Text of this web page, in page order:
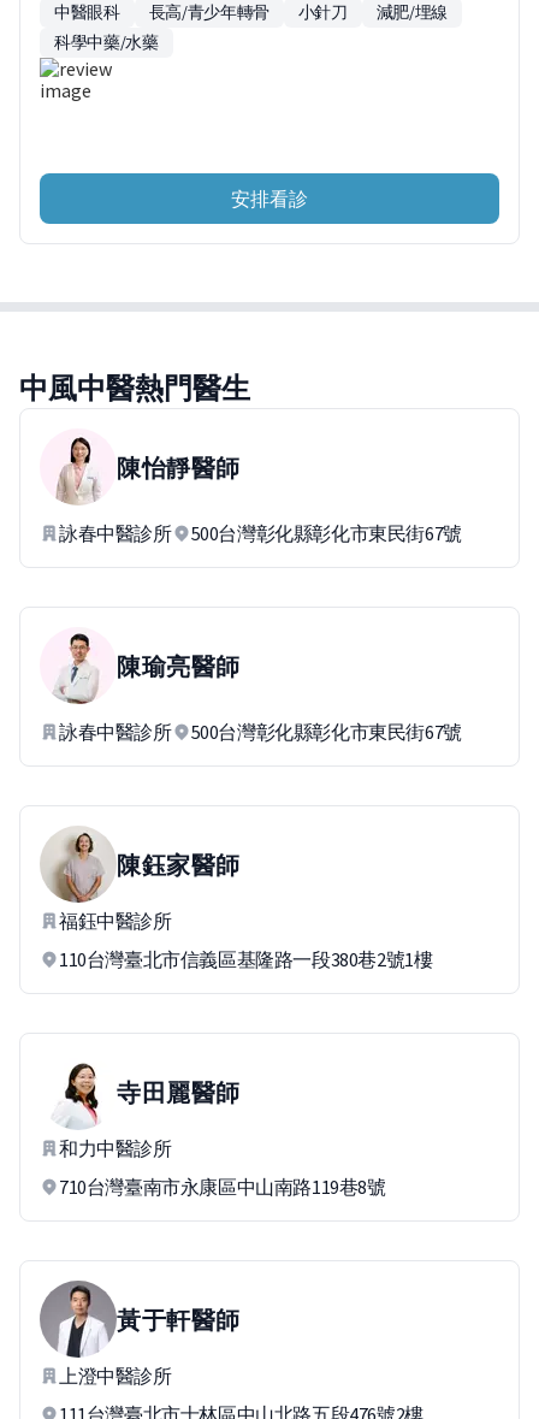
中醫眼科 長高/青少年轉骨 小針刀
減肥/埋線
科學中藥/水藥
安排看診
中風中醫熱門醫生
陳怡靜醫師
詠春中醫診所 500台灣彰化縣彰化市東民街67號
陳瑜亮醫師
詠春中醫診所 500台灣彰化縣彰化市東民街67號
陳鈺家醫師
福鈺中醫診所
110台灣臺北市信義區基隆路一段380巷2號1樓
寺田麗醫師
和力中醫診所
710台灣臺南市永康區中山南路119巷8號
黃于軒醫師
上澄中醫診所